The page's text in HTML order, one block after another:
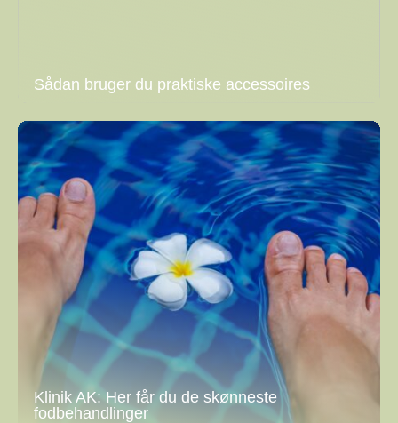
Sådan bruger du praktiske accessoires
Klinik AK: Her får du de skønneste
fodbehandlinger